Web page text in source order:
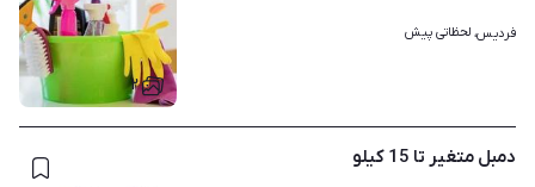
۲
فردیس، لحظاتی پیش
دمبل متغیر تا 15 کیلو